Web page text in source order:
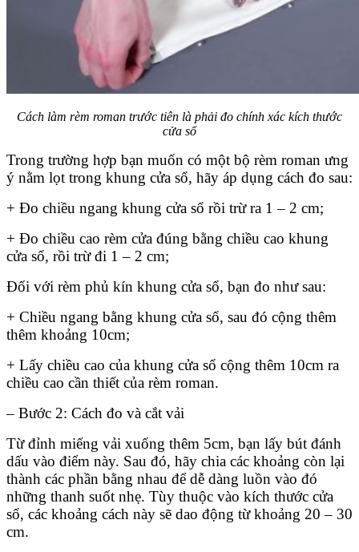
Cách làm rèm roman trước tiên là phải đo chính xác kích thước
cửa sổ
Trong trường hợp bạn muốn có một bộ rèm roman ưng
ý nằm lọt trong khung cửa sổ, hãy áp dụng cách đo sau:
+ Đo chiều ngang khung cửa sổ rồi trừ ra 1 – 2 cm;
+ Đo chiều cao rèm cửa đúng bằng chiều cao khung
cửa sổ, rồi trừ đi 1 – 2 cm;
Đối với rèm phủ kín khung cửa sổ, bạn đo như sau:
+ Chiều ngang bằng khung cửa sổ, sau đó cộng thêm
thêm khoảng 10cm;
+ Lấy chiều cao của khung cửa sổ cộng thêm 10cm ra
chiều cao cần thiết của rèm roman.
– Bước 2: Cách đo và cắt vải
Từ đỉnh miếng vải xuống thêm 5cm, bạn lấy bút đánh
dấu vào điểm này. Sau đó, hãy chia các khoảng còn lại
thành các phần bằng nhau để dễ dàng luồn vào đó
những thanh suốt nhẹ. Tùy thuộc vào kích thước cửa
sổ, các khoảng cách này sẽ dao động từ khoảng 20 – 30
cm.